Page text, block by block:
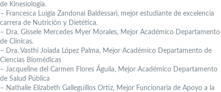
de Kinesiología.
– Francesca Luigia Zandonai Baldessari, mejor estudiante de excelencia
carrera de Nutrición y Dietética.
– Dra. Gissele Mercedes Myer Morales, Mejor Académico Departamento
de Clínicas.
– Dra. Vasthi Joiada López Palma, Mejor Académico Departamento de
Ciencias Biomédicas
– Jacqueline del Carmen Flores Águila, Mejor Académico Departamento
de Salud Pública
– Nathalie Elizabeth Galleguillos Ortiz, Mejor Funcionaria de Apoyo a la